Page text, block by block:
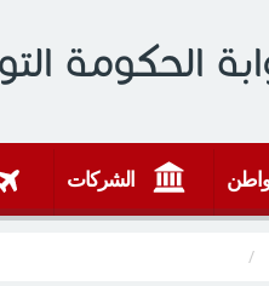
الحكومة
الشركات